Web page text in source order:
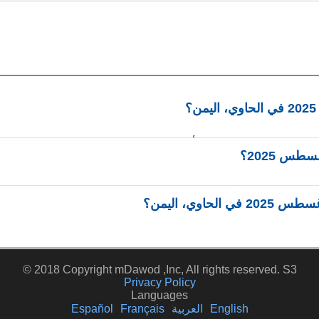
© 2018 Copyright mDawod ,Inc, All rights reserved. S3
Privacy Policy
Languages
English
العربية Español Français